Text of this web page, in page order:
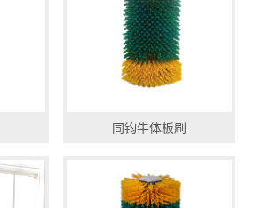
同钧牛体板刷